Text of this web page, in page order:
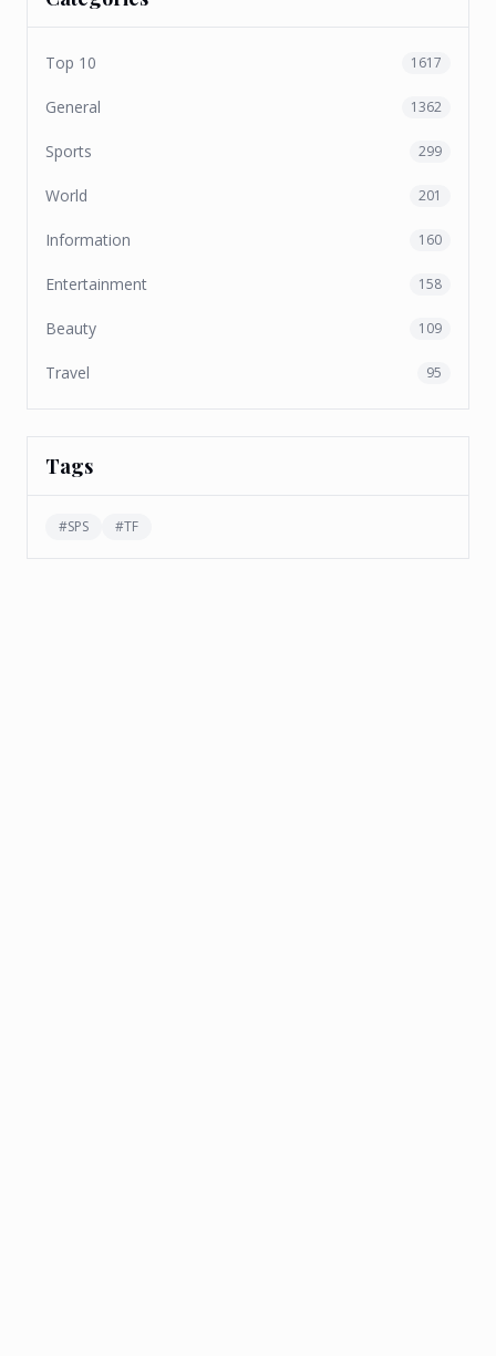
Top 10 1617
General 1362
Sports 299
World 201
Information 160
Entertainment 158
Beauty 109
Travel 95
Tags
#SPS #TF